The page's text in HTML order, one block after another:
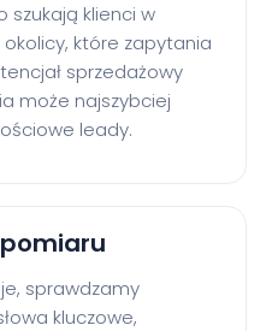
szukają klienci w
które zapytania
sprzedażowy
może najszybciej
leady.
sprawdzamy
kluczowe,